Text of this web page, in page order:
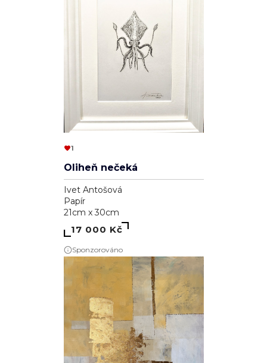
1
Oliheň nečeká
Ivet Antošová
Papír
21cm x 30cm
17 000 Kč
Sponzorováno